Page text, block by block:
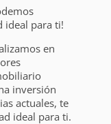
ideal para ti!
en
inversión
actuales, te
ideal para ti.